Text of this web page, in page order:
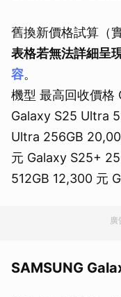
舊換新價格試算（
表格若無法詳細呈
容。
機型 最高回收價格
Galaxy S25 Ultra
Ultra 256GB
元 Galaxy S25+
512GB 12,300 元
廣
SAMSUNG